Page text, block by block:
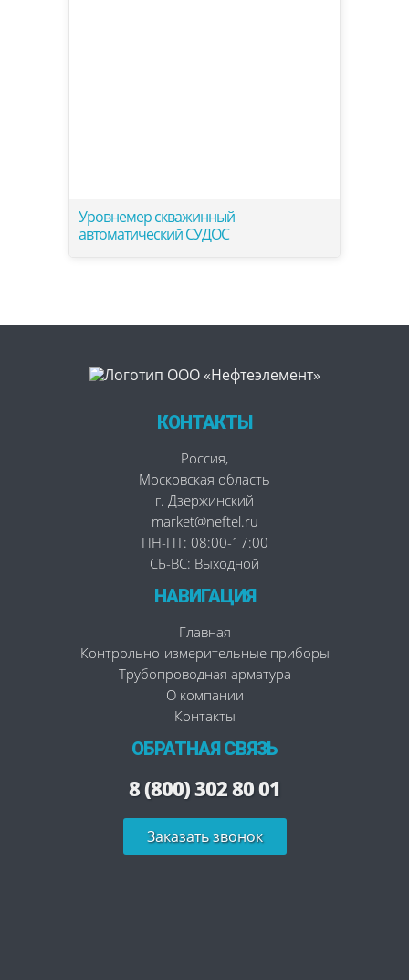
Уровнемер скважинный
автоматический СУДОС
КОНТАКТЫ
Россия,
Московская область
г. Дзержинский
market@neftel.ru
ПН-ПТ: 08:00-17:00
СБ-ВС: Выходной
НАВИГАЦИЯ
Главная
Контрольно-измерительные приборы
Трубопроводная арматура
О компании
Контакты
ОБРАТНАЯ СВЯЗЬ
8 (800) 302 80 01
Заказать звонок